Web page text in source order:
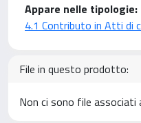
Appare nelle tipologie:
4.1 Contributo in Atti di
File in questo prodotto:
Non ci sono file